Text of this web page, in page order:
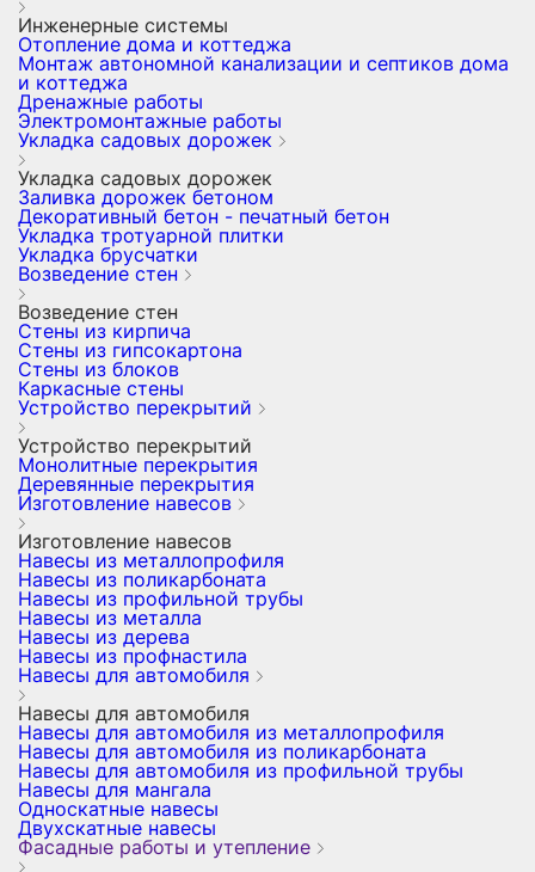
Инженерные системы
Отопление дома и коттеджа
Монтаж автономной канализации и септиков дома
и коттеджа
Дренажные работы
Электромонтажные работы
Укладка садовых дорожек
Укладка садовых дорожек
Заливка дорожек бетоном
Декоративный бетон - печатный бетон
Укладка тротуарной плитки
Укладка брусчатки
Возведение стен
Возведение стен
Стены из кирпича
Стены из гипсокартона
Стены из блоков
Каркасные стены
Устройство перекрытий
Устройство перекрытий
Монолитные перекрытия
Деревянные перекрытия
Изготовление навесов
Изготовление навесов
Навесы из металлопрофиля
Навесы из поликарбоната
Навесы из профильной трубы
Навесы из металла
Навесы из дерева
Навесы из профнастила
Навесы для автомобиля
Навесы для автомобиля
Навесы для автомобиля из металлопрофиля
Навесы для автомобиля из поликарбоната
Навесы для автомобиля из профильной трубы
Навесы для мангала
Односкатные навесы
Двухскатные навесы
Фасадные работы и утепление